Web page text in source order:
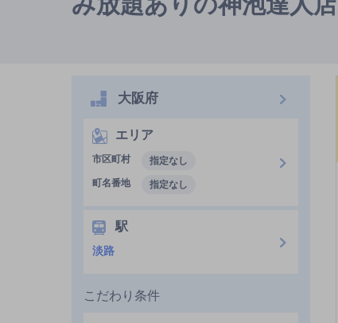
大阪府
エリア
市区町村
指定なし
町名番地
指定なし
駅
淡路
こだわり条件